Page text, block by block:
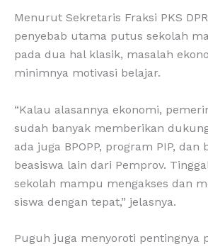
Menurut Sekretaris Fraksi PKS
penyebab utama putus sekolah
pada dua hal klasik, masalah
minimnya motivasi belajar.
“Kalau alasannya ekonomi,
sudah banyak memberikan
ada juga BPOPP, program PIP, dan
beasiswa lain dari Pemprov.
sekolah mampu mengakses dan
siswa dengan tepat,” jelasnya.
Puguh juga menyoroti pentingnya